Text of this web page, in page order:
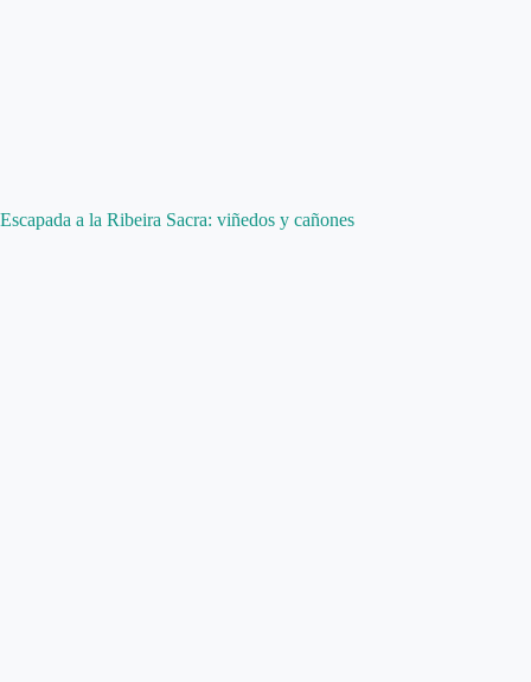
Escapada a la Ribeira Sacra: viñedos y cañones